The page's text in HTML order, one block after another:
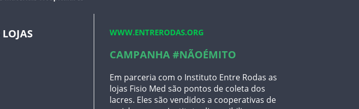
WWW.ENTRERODAS.ORG
CAMPANHA #NÃOÉMITO
Em parceria com o Instituto Entre Rodas as
lojas Fisio Med são pontos de coleta dos
lacres. Eles são vendidos a cooperativas de